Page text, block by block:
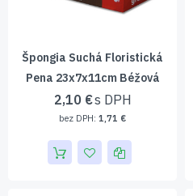
Špongia Suchá Floristická
Pena 23x7x11cm Béžová
2,10 €
1,71 €